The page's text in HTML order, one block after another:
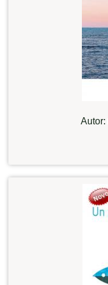
Autor: